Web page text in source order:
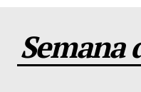
Semana